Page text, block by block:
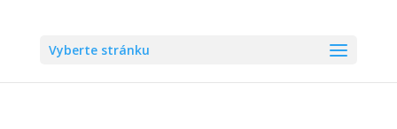
Vyberte stránku